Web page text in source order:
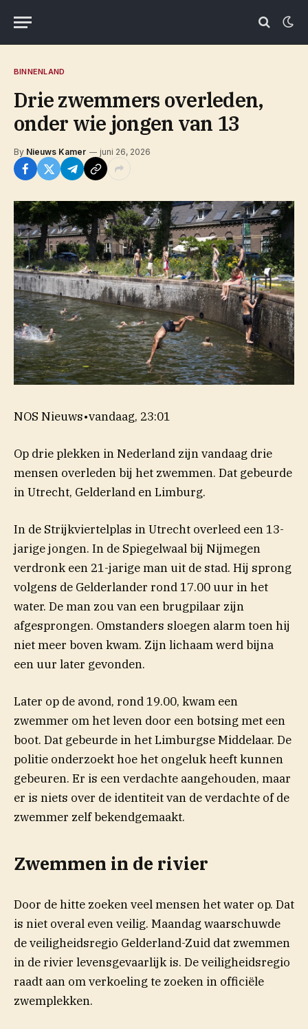
BINNENLAND
Drie zwemmers overleden,
onder wie jongen van 13
By Nieuws Kamer juni 26, 2026
NOS Nieuws•vandaag, 23:01
Op drie plekken in Nederland zijn vandaag drie
mensen overleden bij het zwemmen. Dat gebeurde
in Utrecht, Gelderland en Limburg.
In de Strijkviertelplas in Utrecht overleed een 13-
jarige jongen. In de Spiegelwaal bij Nijmegen
verdronk een 21-jarige man uit de stad. Hij sprong
volgens de Gelderlander (opent in nieuw venster)
rond 17.00 uur in het
water. De man zou van een brugpilaar zijn
afgesprongen. Omstanders sloegen alarm toen hij
niet meer boven kwam. Zijn lichaam werd bijna
een uur later gevonden.
Later op de avond, rond 19.00, kwam een
zwemmer om het leven door een botsing met een
boot. Dat gebeurde in het Limburgse Middelaar. De
politie onderzoekt hoe het ongeluk heeft kunnen
gebeuren. Er is een verdachte aangehouden, maar
er is niets over de identiteit van de verdachte of de
zwemmer zelf bekendgemaakt.
Zwemmen in de rivier
Door de hitte zoeken veel mensen het water op. Dat
is niet overal even veilig. Maandag waarschuwde
de veiligheidsregio Gelderland-Zuid dat zwemmen
in de rivier levensgevaarlijk is. De veiligheidsregio
raadt aan om verkoeling te zoeken in officiële
zwemplekken.